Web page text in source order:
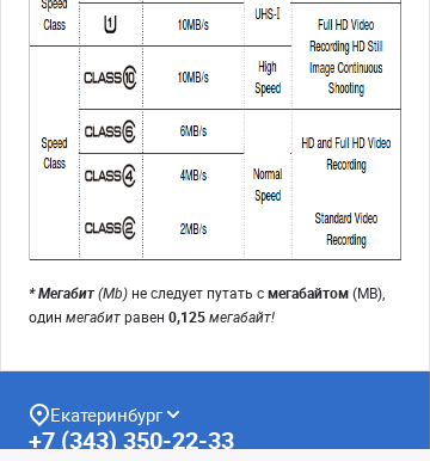
* Мегабит(Mb) не следует путать смегабайтом(MB),
один мегабитравен 0,125мегабайт!
Екатеринбург
+7 (343) 350-22-33